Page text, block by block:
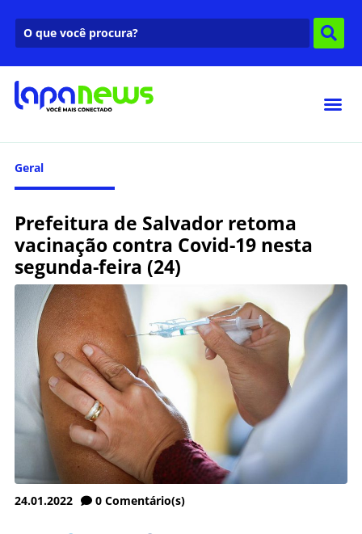
Geral
Prefeitura de Salvador retoma
vacinação contra Covid-19 nesta
segunda-feira (24)
24.01.2022 0 Comentário(s)